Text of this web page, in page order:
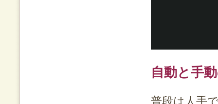
自動と手
普段は人手